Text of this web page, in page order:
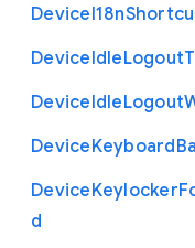
DeviceI18n
DeviceIdleLogout
DeviceIdleLogout
DeviceKeyboard
DeviceKeylocker
d